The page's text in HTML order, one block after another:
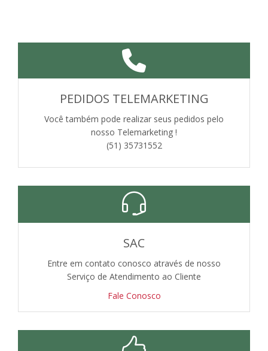
PEDIDOS TELEMARKETING
Você também pode realizar seus pedidos pelo
nosso Telemarketing !
(51) 35731552
SAC
Entre em contato conosco através de nosso
Serviço de Atendimento ao Cliente
Fale Conosco